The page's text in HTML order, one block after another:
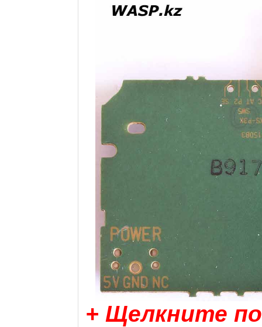
+ Щелкните